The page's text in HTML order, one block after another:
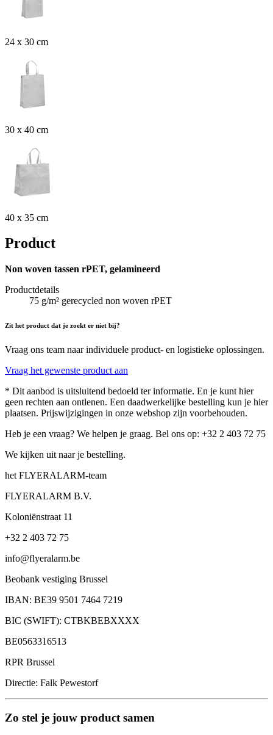
24 x 30 cm
30 x 40 cm
40 x 35 cm
Product
Non woven tassen rPET, gelamineerd
Productdetails
75 g/m² gerecycled non woven rPET
Zit het product dat je zoekt er niet bij?
Vraag ons team naar individuele product- en logistieke oplossingen.
Vraag het gewenste product aan
* Dit aanbod is uitsluitend bedoeld ter informatie. En je kunt hier
geen rechten aan ontlenen. Een daadwerkelijke bestelling kun je hier
plaatsen. Prijswijzigingen in onze webshop zijn voorbehouden.
Heb je een vraag? We helpen je graag. Bel ons op: +32 2 403 72 75
We kijken uit naar je bestelling.
het FLYERALARM-team
FLYERALARM B.V.
Koloniënstraat 11
+32 2 403 72 75
info@flyeralarm.be
Beobank vestiging Brussel
IBAN: BE39 9501 7464 7219
BIC (SWIFT): CTBKBEBXXXX
BE0563316513
RPR Brussel
Directie: Falk Pewestorf
Zo stel je jouw product samen